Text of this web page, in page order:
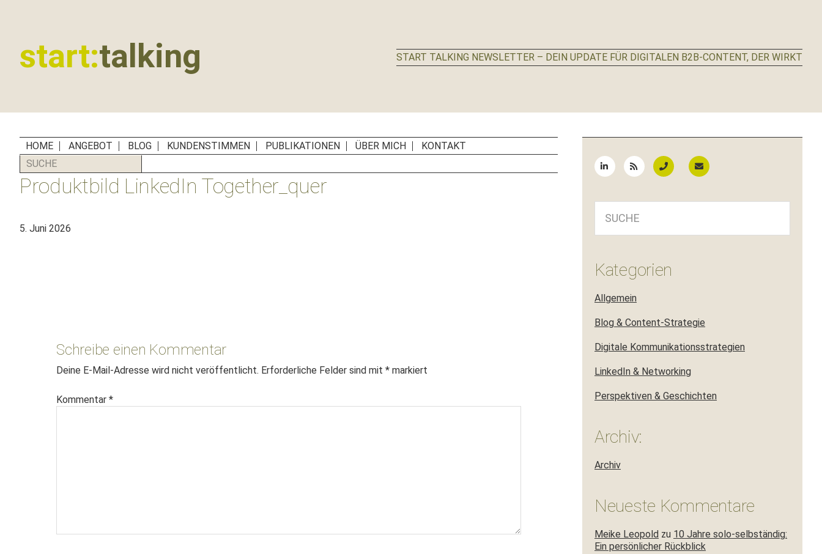
start:talking
für
Unternehmen,
Social
Media
Manager
Agenturen
START TALKING NEWSLETTER – DEIN UPDATE FÜR DIGITALEN B2B-CONTENT, DER WIRKT
HOME ANGEBOT BLOG KUNDENSTIMMEN PUBLIKATIONEN ÜBER MICH
KONTAKT
SUCHE
Produktbild LinkedIn Together_quer
5. Juni 2026
Schreibe einen Kommentar
Deine E-Mail-Adresse wird nicht veröffentlicht. Erforderliche Felder sind mit * markiert
Kommentar *
Kategorien
Allgemein
Blog & Content-Strategie
Digitale Kommunikationsstrategien
LinkedIn & Networking
Perspektiven & Geschichten
Archiv:
Archiv
Neueste Kommentare
Meike Leopold zu 10 Jahre solo-selbständig:
Ein persönlicher Rückblick